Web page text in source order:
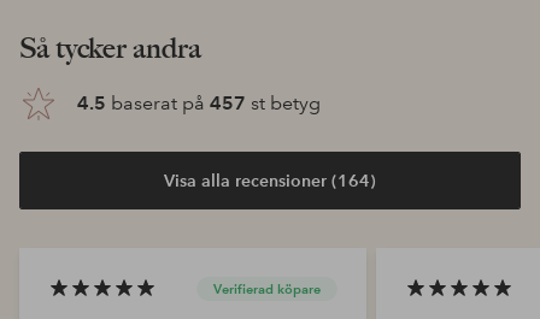
Så tycker andra
4.5 baserat på 457 st betyg
Visa alla recensioner (164)
Verifierad köpare